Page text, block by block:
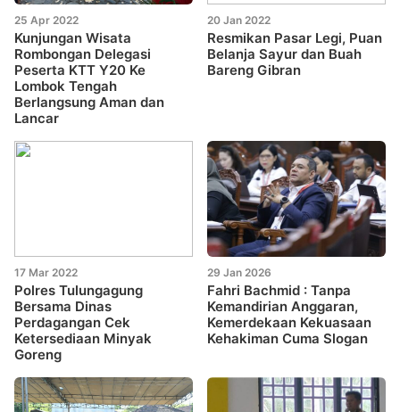
25 Apr 2022
Kunjungan Wisata
Rombongan Delegasi
Peserta KTT Y20 Ke
Lombok Tengah
Berlangsung Aman dan
Lancar
20 Jan 2022
Resmikan Pasar Legi, Puan
Belanja Sayur dan Buah
Bareng Gibran
17 Mar 2022
Polres Tulungagung
Bersama Dinas
Perdagangan Cek
Ketersediaan Minyak
Goreng
29 Jan 2026
Fahri Bachmid : Tanpa
Kemandirian Anggaran,
Kemerdekaan Kekuasaan
Kehakiman Cuma Slogan